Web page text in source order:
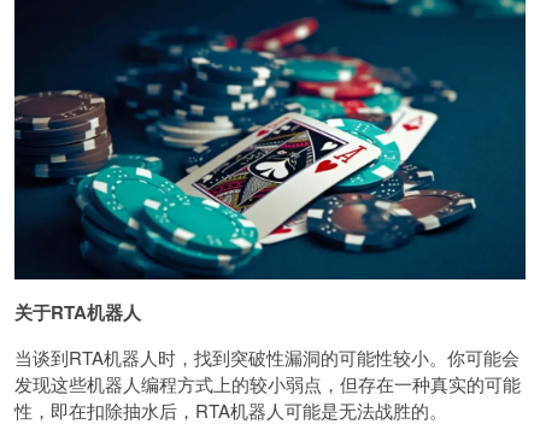
关于RTA机器人
当谈到RTA机器人时，找到突破性漏洞的可能性较小。你可能会
发现这些机器人编程方式上的较小弱点，但存在一种真实的可能
性，即在扣除抽水后，RTA机器人可能是无法战胜的。